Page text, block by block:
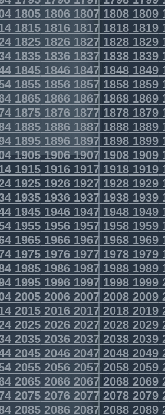
180518061807 18081809
181518161817 18181819
182518261827 18281829
183518361837 18381839
184518461847 18481849
185518561857 18581859
186518661867 18681869
187518761877 18781879
188518861887 18881889
189518961897 18981899
190519061907 19081909
191519161917 19181919
192519261927 19281929
193519361937 19381939
194519461947 19481949
195519561957 19581959
196519661967 19681969
197519761977 19781979
198519861987 19881989
199519961997 19981999
200520062007 20082009
201520162017 20182019
202520262027 20282029
203520362037 20382039
204520462047 20482049
205520562057 20582059
206520662067 20682069
207520762077 20782079
208520862087 20882089